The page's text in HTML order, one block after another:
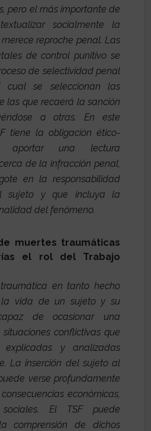
pero el más importante de
socialmente la
reproche penal. Las
de control punitivo se
de selectividad penal
se seleccionan las
las que recaerá la sanción
a otras. En este
tiene la obligación ético-
aportar una lectura
de la infracción penal,
en la responsabilidad
sujeto y que incluya la
del fenómeno.
muertes traumáticas
el rol del Trabajo
en tanto hecho
la vida de un sujeto y su
de ocasionar una
conflictivas que
explicadas y analizadas
La inserción del sujeto al
verse profundamente
económicas,
El TSF puede
comprensión de dichos